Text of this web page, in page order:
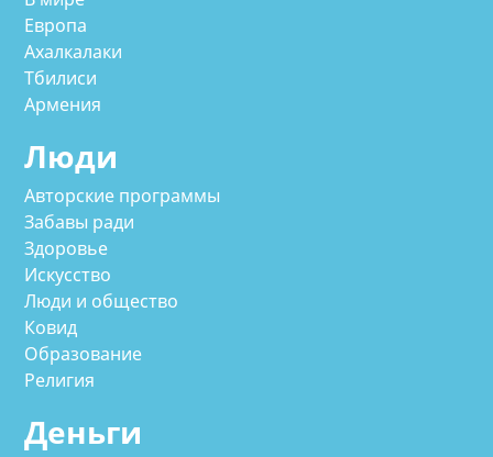
Европа
Ахалкалаки
Тбилиси
Армения
Люди
Авторские программы
Забавы ради
Здоровье
Искусство
Люди и общество
Ковид
Образование
Религия
Деньги